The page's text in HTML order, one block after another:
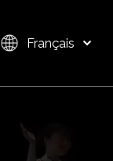
Français
العربية
日本語
Pусский